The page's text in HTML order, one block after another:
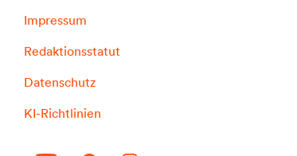
Impressum
Redaktionsstatut
Datenschutz
KI-Richtlinien